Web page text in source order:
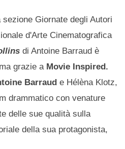
Giornate degli Autori
d'Arte Cinematografica
di Antoine Barraud è
grazie a Movie Inspired.
Barraude Hélèna Klotz,
drammatico con venature
delle sue qualità sulla
della sua protagonista,